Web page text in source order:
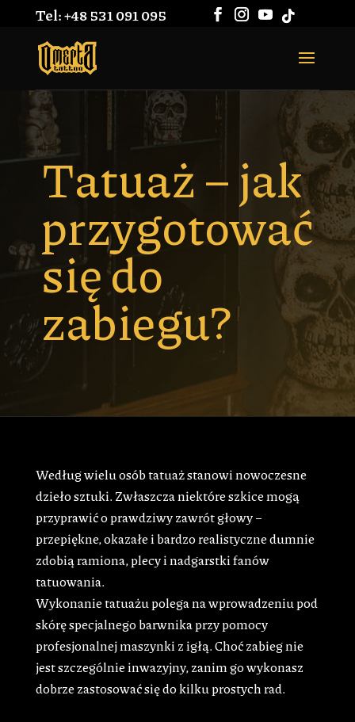
Tel: +48 531 091 095
Tatuaż – jak
przygotować
się do
zabiegu?
Według wielu osób tatuaż stanowi nowoczesne
dzieło sztuki. Zwłaszcza niektóre szkice mogą
przyprawić o prawdziwy zawrót głowy –
przepiękne, okazałe i bardzo realistyczne dumnie
zdobią ramiona, plecy i nadgarstki fanów
tatuowania.
Wykonanie tatuażu polega na wprowadzeniu pod
skórę specjalnego barwnika przy pomocy
profesjonalnej maszynki z igłą. Choć zabieg nie
jest szczególnie inwazyjny, zanim go wykonasz
dobrze zastosować się do kilku prostych rad.